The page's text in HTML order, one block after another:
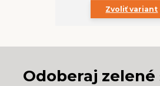
Zvoliť variant
Odoberaj zelené